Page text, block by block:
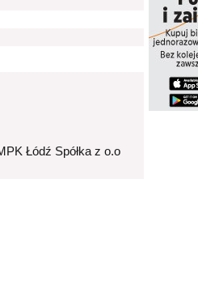
Łódź Spółka z o.o